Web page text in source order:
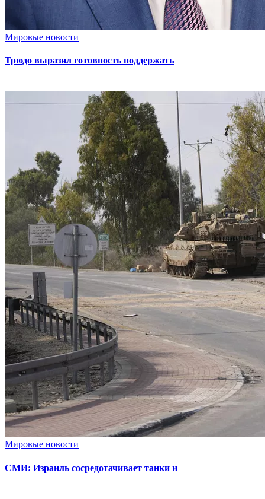
Мировые новости
Трюдо выразил готовность поддержать
Мировые новости
СМИ: Израиль сосредотачивает танки и